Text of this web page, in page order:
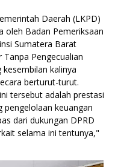
Daerah (LKPD)
oleh Badan Pemeriksaan
Sumatera Barat
Pengecualian
kalinya
berturut-turut.
tersebut adalah prestasi
pengelolaan keuangan
dari dukungan DPRD
selama ini tentunya,"